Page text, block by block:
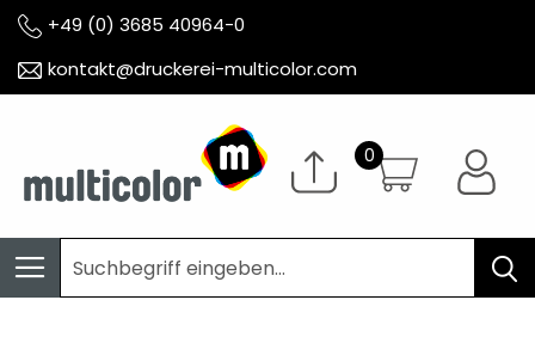
+49 (0) 3685 40964-0
kontakt@druckerei-multicolor.com